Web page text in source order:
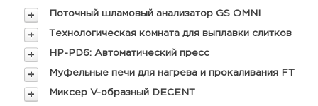
Поточный шламовый анализатор GS OMNI
Технологическая комната для выплавки слитков
HP-PD6: Автоматический пресс
Муфельные печи для нагрева и прокаливания FT
Миксер V-образный DECENT